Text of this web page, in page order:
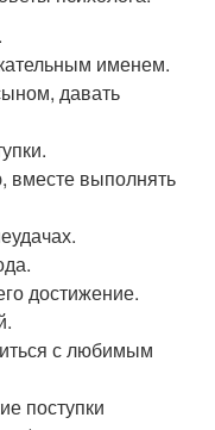
именем.
давать
вместе выполнять
достижение.
с любимым
поступки